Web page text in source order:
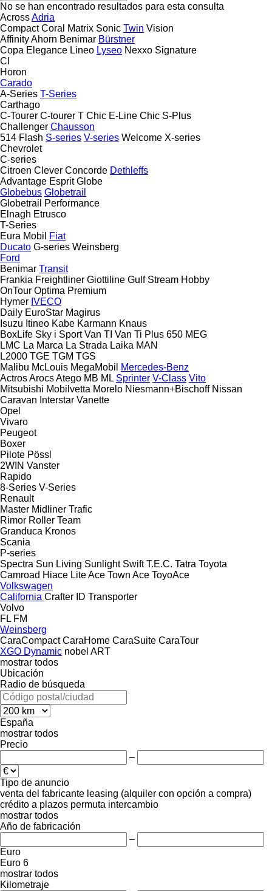
No se han encontrado resultados para esta consulta
AcrossAdria
Compact Coral Matrix Sonic Twin Vision
AffinityAhorn Benimar Bürstner
Copa Elegance Lineo Lyseo Nexxo Signature
CI
Horon
Carado
A-Series T-Series
Carthago
C-Tourer C-tourer T Chic E-Line Chic S-Plus
Challenger Chausson
514 Flash S-series V-series Welcome X-series
Chevrolet
C-series
Citroen Clever Concorde Dethleffs
Advantage Esprit Globe
Globebus Globetrail
Globetrail Performance
Elnagh Etrusco
T-Series
Eura Mobil
Fiat
Ducato G-series Weinsberg
Ford
Benimar Transit
Frankia Freightliner Giottiline Gulf Stream Hobby
OnTour Optima Premium
Hymer IVECO
Daily EuroStar Magirus
Isuzu Itineo Kabe Karmann Knaus
BoxLife Sky i Sport Van TI Van Ti Plus 650 MEG
LMC La Marca La Strada Laika MAN
L2000 TGE TGM TGS
Malibu McLouis MegaMobil
Mercedes-Benz
ActrosArocsAtego MB ML Sprinter V-Class Vito
Mitsubishi Mobilvetta Morelo Niesmann+Bischoff Nissan
Caravan Interstar Vanette
Opel
Vivaro
Peugeot
Boxer
Pilote Pössl
2WIN Vanster
Rapido
8-Series V-Series
Renault
Master Midliner Trafic
Rimor Roller Team
Granduca Kronos
Scania
P-series
Spectra Sun Living Sunlight Swift T.E.C. Tatra Toyota
Camroad Hiace Lite Ace Town Ace ToyoAce
Volkswagen
California Crafter ID Transporter
Volvo
FL FM
Weinsberg
CaraCompact CaraHome CaraSuite CaraTour
XGO Dynamic nobel ART
mostrar todos
Ubicación
Radio de búsqueda
España
mostrar todos
Precio
–
Tipo de anuncio
venta del fabricante leasing (alquiler con opción a compra)
crédito a plazos permuta intercambio
mostrar todos
Año de fabricación
–
Euro
Euro 6
mostrar todos
Kilometraje